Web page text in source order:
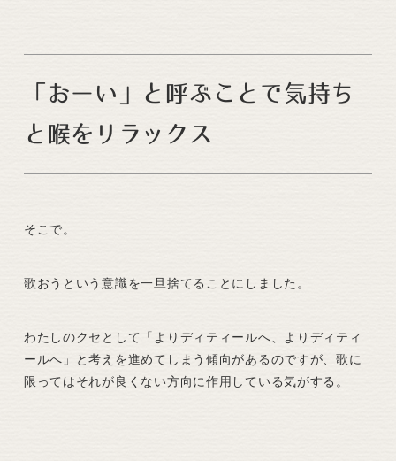
「おーい」と呼ぶことで気持ち
と喉をリラックス
そこで。
歌おうという意識を一旦捨てることにしました。
わたしのクセとして「よりディティールへ、よりディティ
ールへ」と考えを進めてしまう傾向があるのですが、歌に
限ってはそれが良くない方向に作用している気がする。